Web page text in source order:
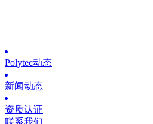
Polytec动态
新闻动态
资质认证